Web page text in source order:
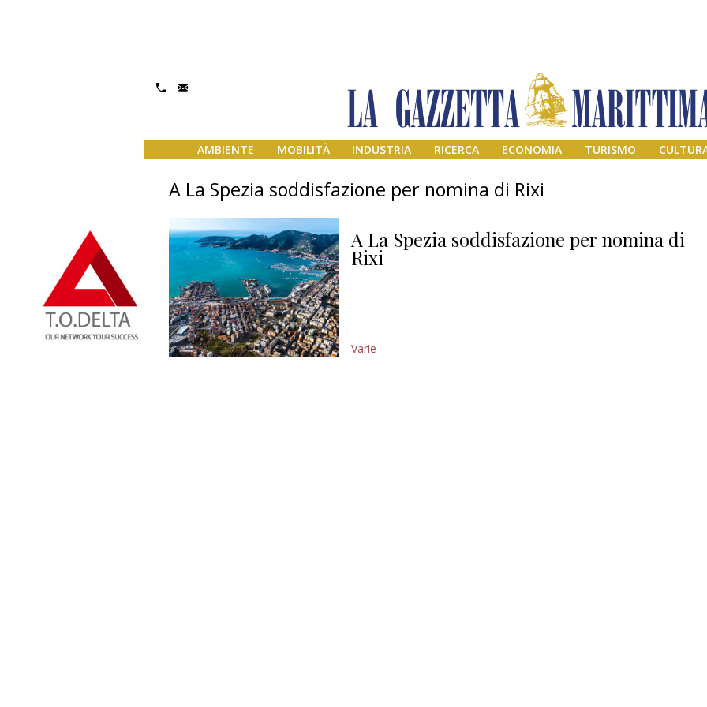
AMBIENTE MOBILITÀ INDUSTRIA RICERCA ECONOMIA TURISMO
A La Spezia soddisfazione per nomina di Rixi
A La Spezia soddisfazione per nomina di
Rixi
Varie